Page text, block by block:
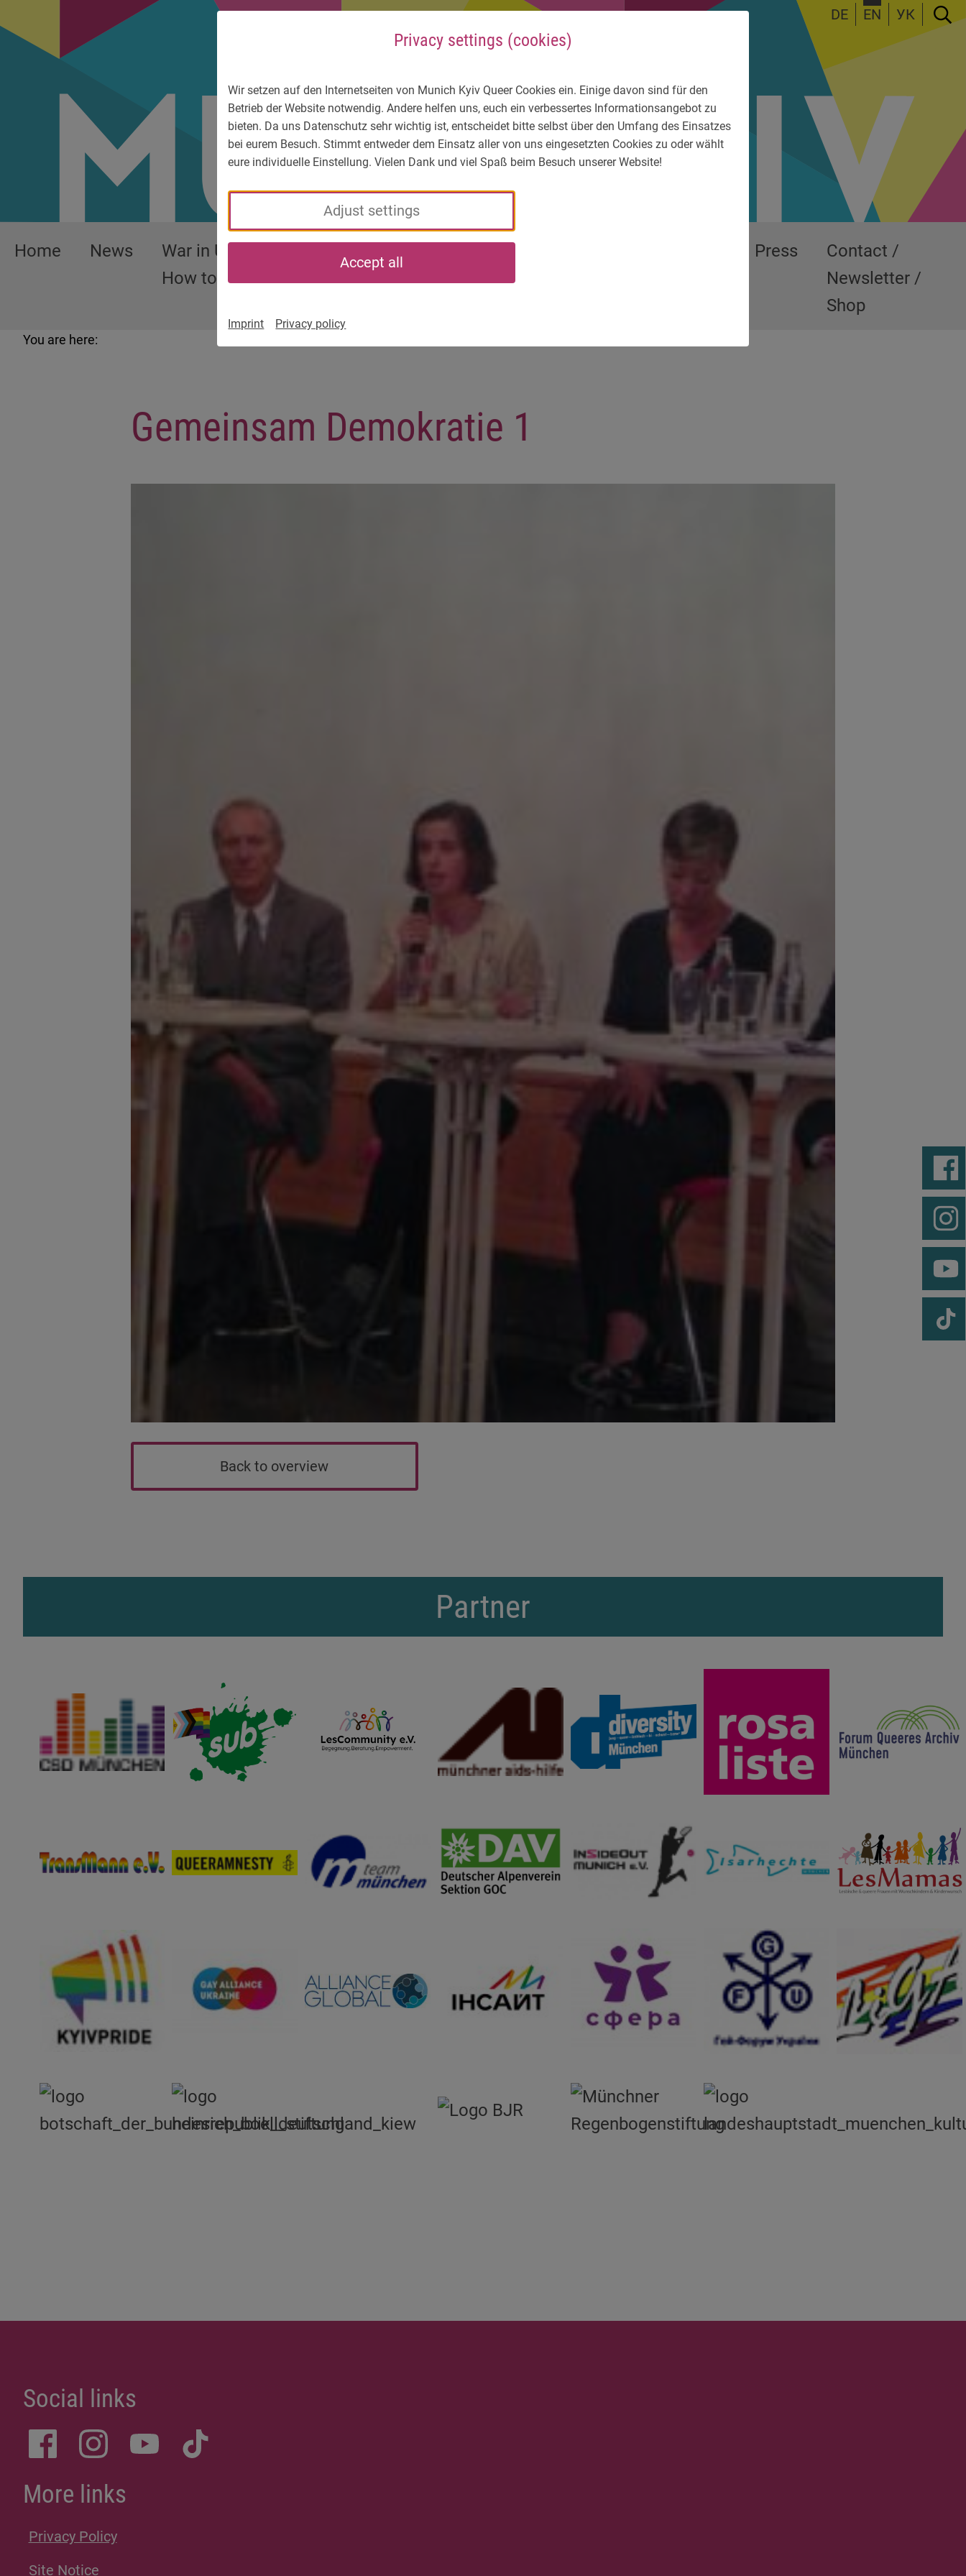
Privacy settings (cookies)
Wir setzen auf den Internetseiten von Munich Kyiv Queer Cookies ein. Einige davon sind für den
Betrieb der Website notwendig. Andere helfen uns, euch ein verbessertes Informationsangebot zu
bieten. Da uns Datenschutz sehr wichtig ist, entscheidet bitte selbst über den Umfang des Einsatzes
bei eurem Besuch. Stimmt entweder dem Einsatz aller von uns eingesetzten Cookies zu oder wählt
eure individuelle Einstellung. Vielen Dank und viel Spaß beim Besuch unserer Website!
Adjust settings
Accept all
Imprint Privacy policy
To language menu
To service information DE EN УК
Home News
War in Ukraine –
How to help
the situation?
Who
we
Press
Contact /
Newsletter /
Shop
You are here:
Gemeinsam Demokratie 1
Back to overview
Partner
Social links
More links
Privacy Policy
Site Notice